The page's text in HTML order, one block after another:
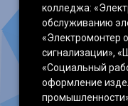
колледжа:
обслуживанию
«Электромонтер
сигнализации»,
«Социальный
оформление